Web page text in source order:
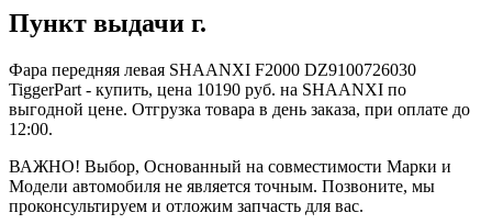
Пункт выдачи г.
Фара передняя левая SHAANXI F2000 DZ9100726030
TiggerPart - купить, цена 10190 руб. на SHAANXI по
выгодной цене. Отгрузка товара в день заказа, при оплате до
12:00.
ВАЖНО! Выбор, Основанный на совместимости Марки и
Модели автомобиля не является точным. Позвоните, мы
проконсультируем и отложим запчасть для вас.